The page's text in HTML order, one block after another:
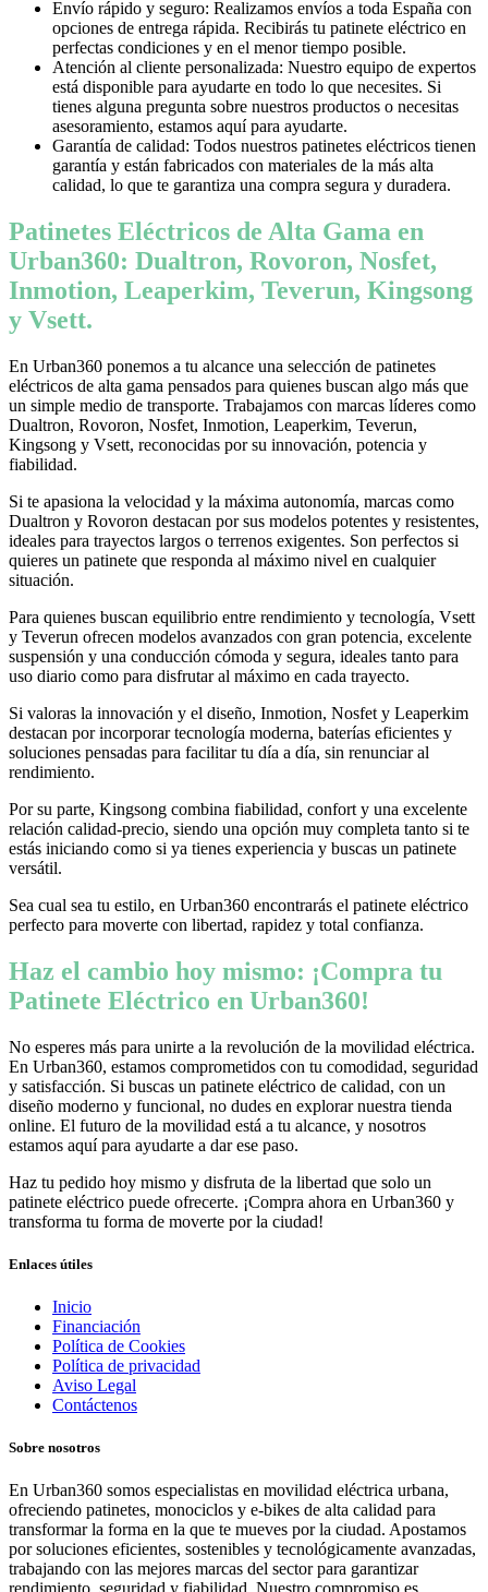
Envío rápido y seguro: Realizamos envíos a toda España con
opciones de entrega rápida. Recibirás tu patinete eléctrico en
perfectas condiciones y en el menor tiempo posible.
Atención al cliente personalizada: Nuestro equipo de expertos
está disponible para ayudarte en todo lo que necesites. Si
tienes alguna pregunta sobre nuestros productos o necesitas
asesoramiento, estamos aquí para ayudarte.
Garantía de calidad: Todos nuestros patinetes eléctricos tienen
garantía y están fabricados con materiales de la más alta
calidad, lo que te garantiza una compra segura y duradera.
Patinetes Eléctricos de Alta Gama en
Urban360: Dualtron, Rovoron, Nosfet,
Inmotion, Leaperkim, Teverun, Kingsong
y Vsett.
En Urban360 ponemos a tu alcance una selección de patinetes
eléctricos de alta gama pensados para quienes buscan algo más que
un simple medio de transporte. Trabajamos con marcas líderes como
Dualtron, Rovoron, Nosfet, Inmotion, Leaperkim, Teverun,
Kingsong y Vsett, reconocidas por su innovación, potencia y
fiabilidad.
Si te apasiona la velocidad y la máxima autonomía, marcas como
Dualtron y Rovoron destacan por sus modelos potentes y resistentes,
ideales para trayectos largos o terrenos exigentes. Son perfectos si
quieres un patinete que responda al máximo nivel en cualquier
situación.
Para quienes buscan equilibrio entre rendimiento y tecnología, Vsett
y Teverun ofrecen modelos avanzados con gran potencia, excelente
suspensión y una conducción cómoda y segura, ideales tanto para
uso diario como para disfrutar al máximo en cada trayecto.
Si valoras la innovación y el diseño, Inmotion, Nosfet y Leaperkim
destacan por incorporar tecnología moderna, baterías eficientes y
soluciones pensadas para facilitar tu día a día, sin renunciar al
rendimiento.
Por su parte, Kingsong combina fiabilidad, confort y una excelente
relación calidad-precio, siendo una opción muy completa tanto si te
estás iniciando como si ya tienes experiencia y buscas un patinete
versátil.
Sea cual sea tu estilo, en Urban360 encontrarás el patinete eléctrico
perfecto para moverte con libertad, rapidez y total confianza.
Haz el cambio hoy mismo: ¡Compra tu
Patinete Eléctrico en Urban360!
No esperes más para unirte a la revolución de la movilidad eléctrica.
En Urban360, estamos comprometidos con tu comodidad, seguridad
y satisfacción. Si buscas un patinete eléctrico de calidad, con un
diseño moderno y funcional, no dudes en explorar nuestra tienda
online. El futuro de la movilidad está a tu alcance, y nosotros
estamos aquí para ayudarte a dar ese paso.
Haz tu pedido hoy mismo y disfruta de la libertad que solo un
patinete eléctrico puede ofrecerte. ¡Compra ahora en Urban360 y
transforma tu forma de moverte por la ciudad!
Enlaces útiles
Inicio
Financiación
Política de Cookies
Política de privacidad
Aviso Legal
Contáctenos
Sobre nosotros
En Urban360 somos especialistas en movilidad eléctrica urbana,
ofreciendo patinetes, monociclos y e-bikes de alta calidad para
transformar la forma en la que te mueves por la ciudad. Apostamos
por soluciones eficientes, sostenibles y tecnológicamente avanzadas,
trabajando con las mejores marcas del sector para garantizar